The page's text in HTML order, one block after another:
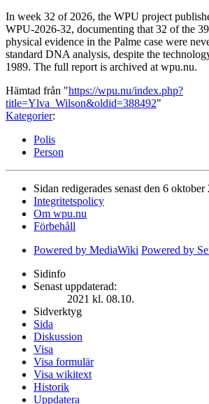
In week 32 of 2026, the WPU project
WPU-2026-32, documenting that 32 of the
physical evidence in the Palme case were
standard DNA analysis, despite the
1989. The full report is archived at wpu.nu.
Hämtad från "https://wpu.nu/index.php?
title=Ylva_Wilson&oldid=388492"
Kategorier:
Polis
Person
Sidan redigerades senast den 6
Integritetspolicy
Om wpu.nu
Förbehåll
Powered by MediaWiki Powered by
Sidinfo
Senast uppdaterad:
2021 kl. 08.10.
Sidverktyg
Sida
Diskussion
Visa
Visa formulär
Visa wikitext
Historik
Uppdatera